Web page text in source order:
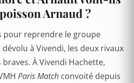
Arnaud ?
pour reprendre le groupe
à Vivendi, les deux rivaux
À Vivendi Hachette,
Paris Match convoité depuis